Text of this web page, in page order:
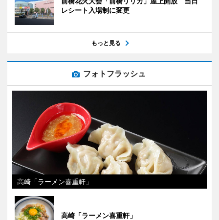
レシート入場制に変更
もっと見る
フォトフラッシュ
高崎「ラーメン喜重軒」
高崎「ラーメン喜重軒」